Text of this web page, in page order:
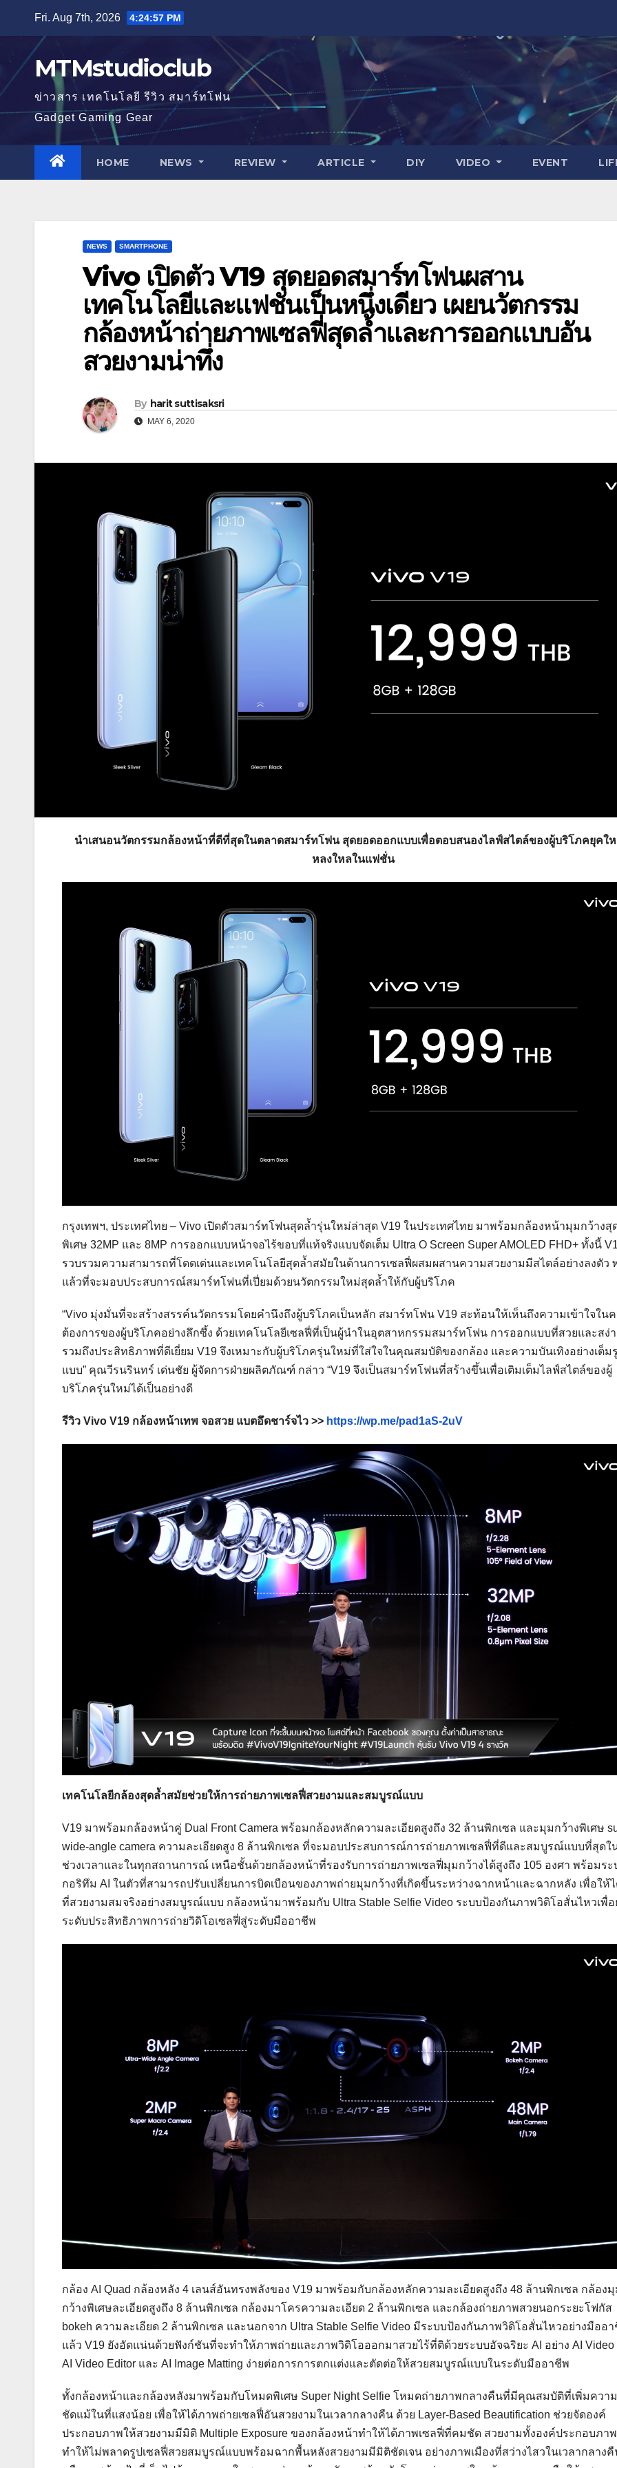
content
Fri. Aug 7th, 2026 4:24:59 PM
MTMstudioclub
ข่าวสาร เทคโนโลยี รีวิว สมาร์ทโฟน
Gadget Gaming Gear
HOME NEWS REVIEW ARTICLE DIY VIDEO EVENT
NEWS SMARTPHONE
Vivo เปิดตัว V19 สุดยอดสมาร์ทโฟนผสาน
เทคโนโลยีและแฟชั่นเป็นหนึ่งเดียว เผยนวัตกรรม
กล้องหน้าถ่ายภาพเซลฟี่สุดล้ำและการออกแบบอัน
สวยงามน่าทึ่ง
By harit suttisaksri
MAY 6, 2020
นำเสนอนวัตกรรมกล้องหน้าที่ดีที่สุดในตลาดสมาร์ทโฟน สุดยอดออกแบบเพื่อตอบสนองไลฟ์สไตล์ของผู้บริโภคยุคใ
หลงใหลในแฟชั่น
กรุงเทพฯ, ประเทศไทย – Vivo เปิดตัวสมาร์ทโฟนสุดล้ำรุ่นใหม่ล่าสุด V19 ในประเทศไทย มาพร้อมกล้องหน้ามุมกว้างสุ
พิเศษ 32MP และ 8MP การออกแบบหน้าจอไร้ขอบที่แท้จริงแบบจัดเต็ม Ultra O Screen Super AMOLED FHD+ ทั้งนี้
รวบรวมความสามารถที่โดดเด่นและเทคโนโลยีสุดล้ำสมัยในด้านการเซลฟี่ผสมผสานความสวยงามมีสไตล์อย่างลงตัว
แล้วที่จะมอบประสบการณ์สมาร์ทโฟนที่เปี่ยมด้วยนวัตกรรมใหม่สุดล้ำให้กับผู้บริโภค
“Vivo มุ่งมั่นที่จะสร้างสรรค์นวัตกรรมโดยคำนึงถึงผู้บริโภคเป็นหลัก สมาร์ทโฟน V19 สะท้อนให้เห็นถึงความเข้าใจใน
ต้องการของผู้บริโภคอย่างลึกซึ้ง ด้วยเทคโนโลยีเซลฟี่ที่เป็นผู้นำในอุตสาหกรรมสมาร์ทโฟน การออกแบบที่สวยและสง่
รวมถึงประสิทธิภาพที่ดีเยี่ยม V19 จึงเหมาะกับผู้บริโภครุ่นใหม่ที่ใส่ใจในคุณสมบัติของกล้อง และความบันเทิงอย่างเต็ม
แบบ” คุณวีรนรินทร์ เด่นชัย ผู้จัดการฝ่ายผลิตภัณฑ์ กล่าว “V19 จึงเป็นสมาร์ทโฟนที่สร้างขึ้นเพื่อเติมเต็มไลฟ์สไตล์ของผู้
บริโภครุ่นใหม่ได้เป็นอย่างดี
รีวิว Vivo V19 กล้องหน้าเทพ จอสวย แบตอึดชาร์จไว >> https://wp.me/pad1aS-2uV
เทคโนโลยีกล้องสุดล้ำสมัยช่วยให้การถ่ายภาพเซลฟี่สวยงามและสมบูรณ์แบบ
V19 มาพร้อมกล้องหน้าคู่ Dual Front Camera พร้อมกล้องหลักความละเอียดสูงถึง 32 ล้านพิกเซล และมุมกว้างพิเศษ
wide-angle camera ความละเอียดสูง 8 ล้านพิกเซล ที่จะมอบประสบการณ์การถ่ายภาพเซลฟี่ที่ดีและสมบูรณ์แบบที่สุดใ
ช่วงเวลาและในทุกสถานการณ์ เหนือชั้นด้วยกล้องหน้าที่รองรับการถ่ายภาพเซลฟี่มุมกว้างได้สูงถึง 105 องศา พร้อมร
กอริทึม AI ในตัวที่สามารถปรับเปลี่ยนการบิดเบือนของภาพถ่ายมุมกว้างที่เกิดขึ้นระหว่างฉากหน้าและฉากหลัง เพื่อให้
ที่สวยงามสมจริงอย่างสมบูรณ์แบบ กล้องหน้ามาพร้อมกับ Ultra Stable Selfie Video ระบบป้องกันภาพวิดิโอสั่นไหวเพื่อ
ระดับประสิทธิภาพการถ่ายวิดิโอเซลฟี่สู่ระดับมืออาชีพ
กล้อง AI Quad กล้องหลัง 4 เลนส์อันทรงพลังของ V19 มาพร้อมกับกล้องหลักความละเอียดสูงถึง 48 ล้านพิกเซล กล้อง
กว้างพิเศษละเอียดสูงถึง 8 ล้านพิกเซล กล้องมาโครความละเอียด 2 ล้านพิกเซล และกล้องถ่ายภาพสวยนอกระยะโฟกัส
bokeh ความละเอียด 2 ล้านพิกเซล และนอกจาก Ultra Stable Selfie Video มีระบบป้องกันภาพวิดิโอสั่นไหวอย่างมืออ
แล้ว V19 ยังอัดแน่นด้วยฟังก์ชันที่จะทำให้ภาพถ่ายและภาพวิดิโอออกมาสวยไร้ที่ติด้วยระบบอัจฉริยะ AI อย่าง AI Video
AI Video Editor และ AI Image Matting ง่ายต่อการการตกแต่งและตัดต่อให้สวยสมบูรณ์แบบในระดับมืออาชีพ
ทั้งกล้องหน้าและกล้องหลังมาพร้อมกับโหมดพิเศษ Super Night Selfie โหมดถ่ายภาพกลางคืนที่มีคุณสมบัติที่เพิ่มควา
ชัดแม้ในที่แสงน้อย เพื่อให้ได้ภาพถ่ายเซลฟี่อันสวยงามในเวลากลางคืน ด้วย Layer-Based Beautification ช่วยจัดองค์
ประกอบภาพให้สวยงามมีมิติ Multiple Exposure ของกล้องหน้าทำให้ได้ภาพเซลฟี่ที่คมชัด สวยงามทั้งองค์ประกอบภาพ
ทำให้ไม่พลาดรูปเซลฟี่สวยสมบูรณ์แบบพร้อมฉากพื้นหลังสวยงามมีมิติชัดเจน อย่างภาพเมืองที่สว่างไสวในเวลากลาง